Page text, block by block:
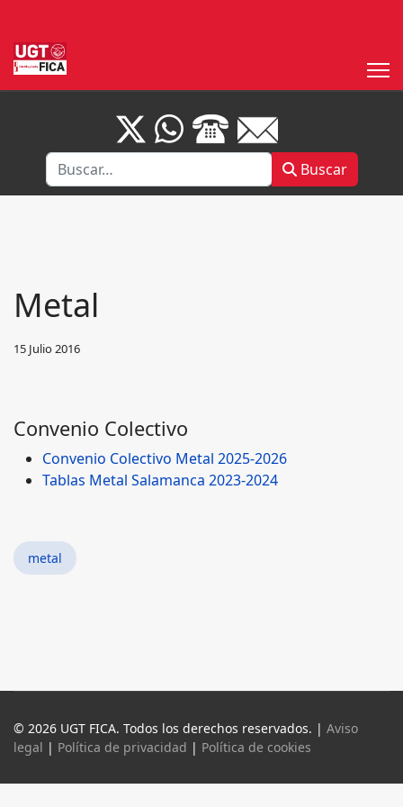
Buscar Buscar
Metal
15 Julio 2016
Convenio Colectivo
Convenio Colectivo Metal 2025-2026
Tablas Metal Salamanca 2023-2024
metal
© 2026 UGT FICA. Todos los derechos reservados. | Aviso
legal | Política de privacidad | Política de cookies